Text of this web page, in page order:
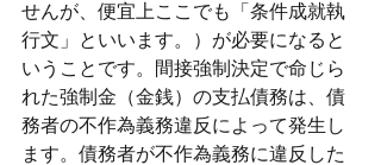
せんが、便宜上ここでも「条件成就執
行文」といいます。）が必要になると
いうことです。間接強制決定で命じら
れた強制金（金銭）の支払債務は、債
務者の不作為義務違反によって発生し
ます。債務者が不作為義務に違反した